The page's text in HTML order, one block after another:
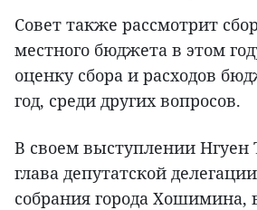
Совет также рассмотрит
местного бюджета в этом
оценку сбора и расходов
год, среди других вопросов.
В своем выступлении Нгуен
глава депутатской
собрания города Хошимина,